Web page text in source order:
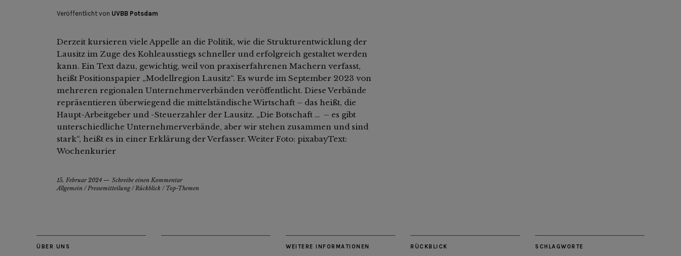
Veröffentlicht von UVBB Potsdam
Derzeit kursieren viele Appelle an die Politik, wie die Strukturentwicklung der
Lausitz im Zuge des Kohleausstiegs schneller und erfolgreich gestaltet werden
kann. Ein Text dazu, gewichtig, weil von praxiserfahrenen Machern verfasst,
heißt Positionspapier „Modellregion Lausitz“. Es wurde im September 2023 von
mehreren regionalen Unternehmerverbänden veröffentlicht. Diese Verbände
repräsentieren überwiegend die mittelständische Wirtschaft – das heißt, die
Haupt-Arbeitgeber und -Steuerzahler der Lausitz. „Die Botschaft … – es gibt
unterschiedliche Unternehmerverbände, aber wir stehen zusammen und sind
stark“, heißt es in einer Erklärung der Verfasser. Weiter Foto: pixabayText:
Wochenkurier
15. Februar 2024
Schreibe einen Kommentar
Allgemein /Pressemitteilung/Rückblick / Top-Themen
ÜBER UNS WEITERE INFORMATIONEN RÜCKBLICK SCHLAGWORTE